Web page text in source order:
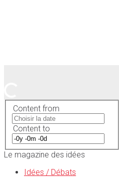
Content from
Content to
Le magazine des idées
Idées / Débats